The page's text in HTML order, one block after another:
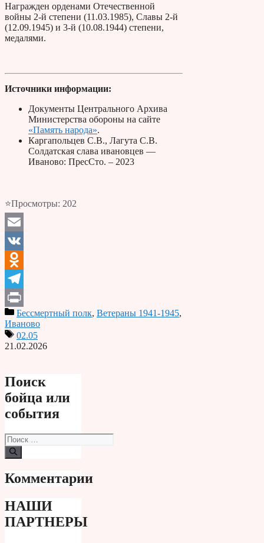
Награжден орденами Отечественной
войны 2-й степени (11.03.1985), Славы 2-й
(12.09.1945) и 3-й (10.08.1944) степени,
медалями.
Источники информации:
Документы Центрального Архива
Министерства обороны на сайте
«Память народа».
Каргапольцев С.В., Лагута С.В.
Солдатская слава ивановцев —
Иваново: ПресСто. – 2023
⭐Просмотры: 202
Email
VK
Odnoklassniki
Telegram
PrintБессмертный полк, Ветераны 1941-1945,
Иваново
02.05
21.02.2026
Поиск
бойца или
события
Поиск:
Комментарии
НАШИ
ПАРТНЕРЫ